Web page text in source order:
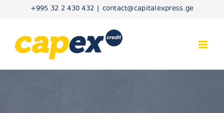
content
+995 32 2 430 432 contact@capitalexpress.ge